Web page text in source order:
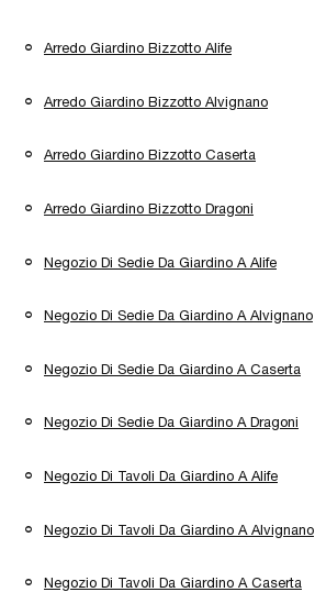
Arredo Giardino Bizzotto Alife
Arredo Giardino Bizzotto Alvignano
Arredo Giardino Bizzotto Caserta
Arredo Giardino Bizzotto Dragoni
Negozio Di Sedie Da Giardino A Alife
Negozio Di Sedie Da Giardino A Alvignano
Negozio Di Sedie Da Giardino A Caserta
Negozio Di Sedie Da Giardino A Dragoni
Negozio Di Tavoli Da Giardino A Alife
Negozio Di Tavoli Da Giardino A Alvignano
Negozio Di Tavoli Da Giardino A Caserta